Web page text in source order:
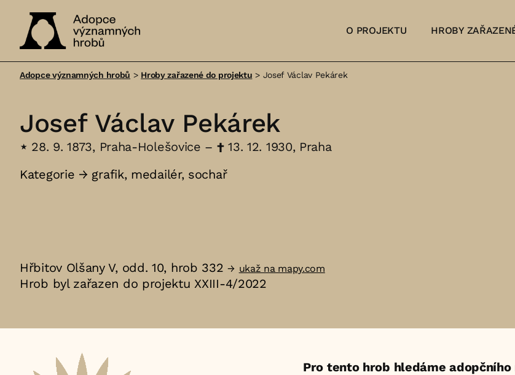
významných
O PROJEKTU HROBY
Adopce významných hrobů > Hroby zařazené do projektu > Josef Václav Pekárek
Josef Václav Pekárek
⋆ 28. 9. 1873, Praha-Holešovice – †13. 12. 1930, Praha
Kategorie → grafik, medailér, sochař
Hřbitov Olšany V, odd. 10, hrob 332→ ukaž na mapy.com
Hrob byl zařazen do projektu XXIII-4/2022
Pro tento hrob hledáme